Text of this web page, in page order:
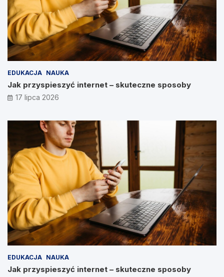
EDUKACJA NAUKA
Jak przyspieszyć internet – skuteczne sposoby
17 lipca 2026
EDUKACJA NAUKA
Jak przyspieszyć internet – skuteczne sposoby